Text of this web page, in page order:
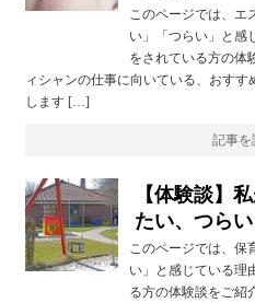
このページでは、エ
い」「つらい」と感
をされている方の体
ィシャンの仕事に向いている、おすす
します […]
記事を
【体験談】
たい、つら
このページでは、保
い」と感じている理
る方の体験談をご紹